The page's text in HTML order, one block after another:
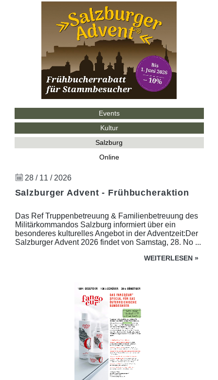
Events
Kultur
Salzburg
Online
28 / 11 / 2026
Salzburger Advent - Frühbucheraktion
Das Ref Truppenbetreuung & Familienbetreuung des
Militärkommandos Salzburg informiert über ein
besonderes kulturelles Angebot in der Adventzeit:Der
Salzburger Advent 2026 findet von Samstag, 28. No ...
WEITERLESEN »